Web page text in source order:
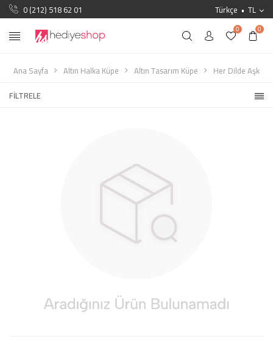
0 (212) 518 62 01 Türkçe TL
0 0
Ana Sayfa Altın Halka Küpe Altın Tasarım Küpe
Her Dilde Aşk
FILTRELE